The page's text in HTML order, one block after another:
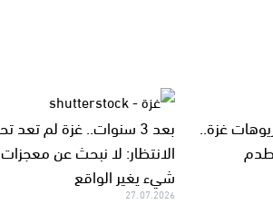
غزة..
بعد 3 سنوات.. غزة لم تعد
الانتظار: لا نبحث عن
شيء يغير الواقع
27.07.2026